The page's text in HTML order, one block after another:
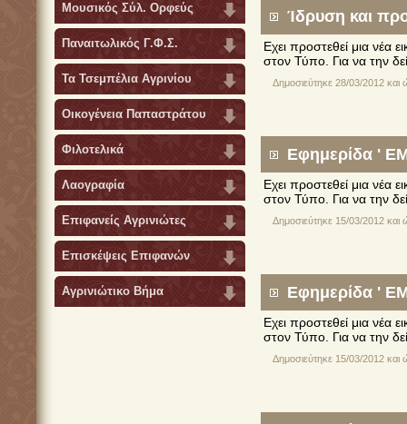
Μουσικός Σύλ. Ορφεύς
Παναιτωλικός Γ.Φ.Σ.
Τα Τσεμπέλια Αγρινίου
Οικογένεια Παπαστράτου
Φιλοτελικά
Λαογραφία
Επιφανείς Αγρινιώτες
Επισκέψεις Επιφανών
Αγρινιώτικο Βήμα
Ίδρυση και
Εχει προστεθεί μια νέα
στον Τύπο. Για να την
Δημοσιεύτηκε 28/03/2012 και
Εφημερίδα '
Εχει προστεθεί μια νέα
στον Τύπο. Για να την
Δημοσιεύτηκε 15/03/2012 και
Εφημερίδα '
Εχει προστεθεί μια νέα
στον Τύπο. Για να την
Δημοσιεύτηκε 15/03/2012 και